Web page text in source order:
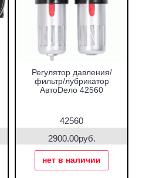
Регулятор давления/
фильтр/лубрикатор
АвтоDело 42560
42560
2900.00руб.
нет в наличии